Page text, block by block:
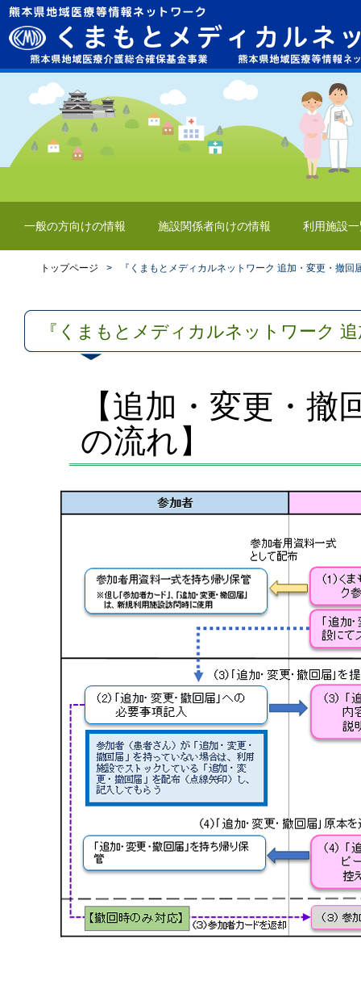
一般の方向けの情報 施設関係者向けの情報 利用施設
トップページ > 『くまもとメディカルネットワーク 追加・変更・撤回
『くまもとメディカルネットワーク
【追加・変更・
の流れ】